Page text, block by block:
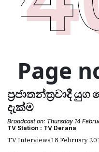
ප්‍රජාතන්ත්‍රවාදී
දැක්ම
Broadcast on: Thursday 14
TV Station : TV Derana
TV Interviews18 February